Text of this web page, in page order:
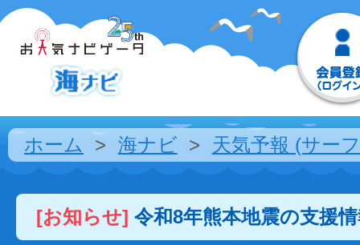
ホーム 海ナビ 天気予報 (サー
[お知らせ] 令和8年熊本地震の支援